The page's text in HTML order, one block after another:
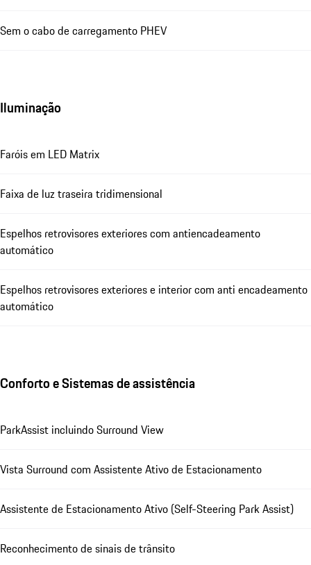
Sem o cabo de carregamento PHEV
Iluminação
Faróis em LED Matrix
Faixa de luz traseira tridimensional
Espelhos retrovisores exteriores com antiencadeamento
automático
Espelhos retrovisores exteriores e interior com anti encadeamento
automático
Conforto e Sistemas de assistência
ParkAssist incluindo Surround View
Vista Surround com Assistente Ativo de Estacionamento
Assistente de Estacionamento Ativo (Self-Steering Park Assist)
Reconhecimento de sinais de trânsito